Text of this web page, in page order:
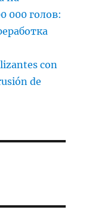
000 голов:
con
de